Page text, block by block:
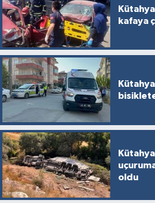
kafaya
oldu